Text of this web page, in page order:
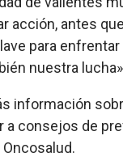
acción, antes
para
nuestra
información
a consejos de